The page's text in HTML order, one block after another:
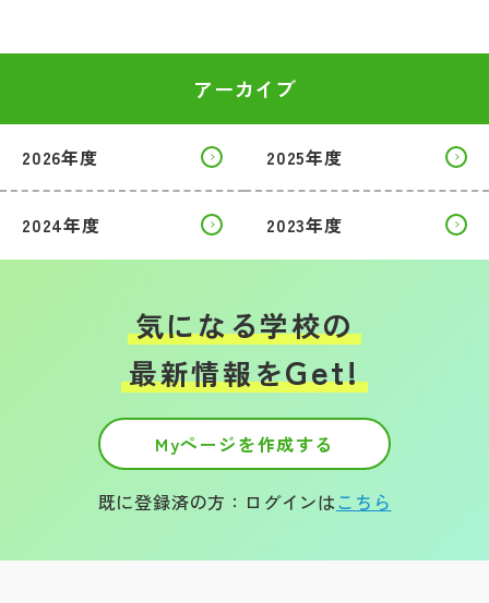
帰国生受験情報
説明会・イベント情報
学校からのお知らせ
学校HP最新情報
NettyLandかわら版
アーカイブ
2026年度 2025年度
2024年度 2023年度
気になる学校の
最新情報をGet!
Myページを作成する
既に登録済の方：ログインはこちら